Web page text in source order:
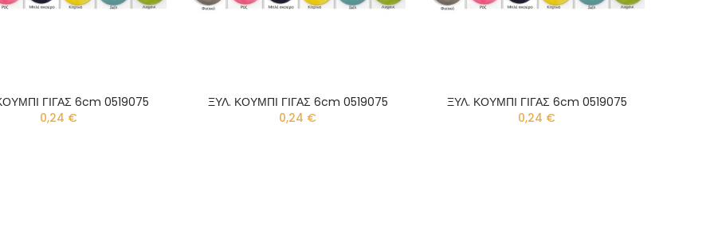
ΓΙΓΑΣ 6cm 0519075
0,24 €
ΞΥΛ. ΚΟΥΜΠΙ ΓΙΓΑΣ 6cm 0519075
0,24 €
ΞΥΛ. ΚΟΥΜΠΙ ΓΙΓΑΣ 6cm 0519075
0,24 €